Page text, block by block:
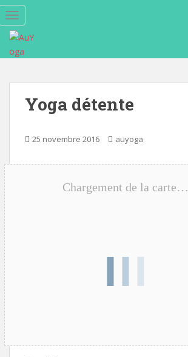
S
t
TOGGLE NAVIGATION
Yoga détente
25 novembre 2016 auyoga
Chargement de la carte…